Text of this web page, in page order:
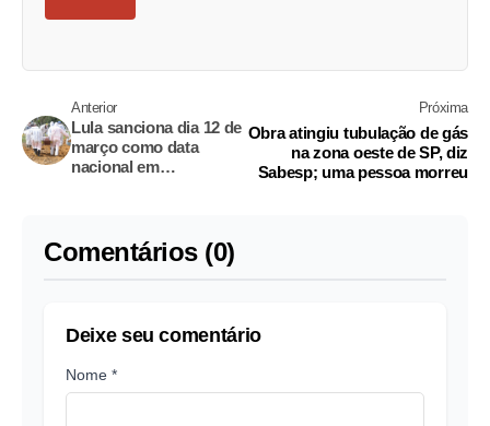
Anterior
Lula sanciona dia 12 de
março como data
nacional em
Próxima
Obra atingiu tubulação de gás
na zona oeste de SP, diz
Sabesp; uma pessoa morreu
Comentários (0)
Deixe seu comentário
Nome *